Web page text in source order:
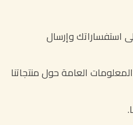
استفساراتك وإرسال
العامة حول منتجاتنا